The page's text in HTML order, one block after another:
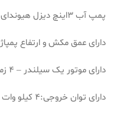
پمپ آب 3اینچ دیزل هیوندای مدل HW340-DP
دارای عمق مکش و ارتفاع پمپاژ
دارای موتور یک سیلندر – 4 زمانه
دارای توان خروجی:4 کیلو وات